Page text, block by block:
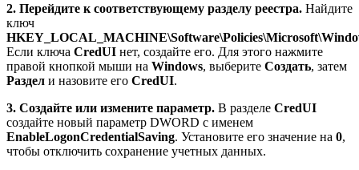
2. Перейдите к соответствующему разделу реестра. Найдите
ключ
Если ключа CredUI нет, создайте его. Для этого нажмите
правой кнопкой мыши на Windows, выберите Создать, затем
Раздел и назовите его CredUI.
3. Создайте или измените параметр. В разделе CredUI
создайте новый параметр DWORD с именем
EnableLogonCredentialSaving. Установите его значение на 0,
чтобы отключить сохранение учетных данных.